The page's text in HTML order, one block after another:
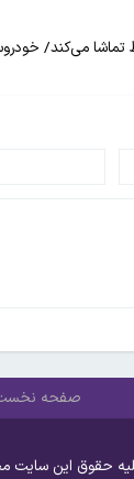
می‌کند/
صفحه
حقوق این سایت